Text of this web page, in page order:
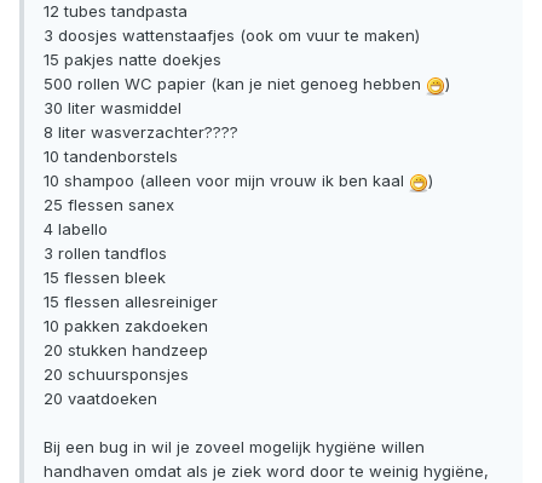
12 tubes tandpasta
3 doosjes wattenstaafjes (ook om vuur te maken)
15 pakjes natte doekjes
500 rollen WC papier (kan je niet genoeg hebben
)
30 liter wasmiddel
8 liter wasverzachter????
10 tandenborstels
10 shampoo (alleen voor mijn vrouw ik ben kaal
)
25 flessen sanex
4 labello
3 rollen tandflos
15 flessen bleek
15 flessen allesreiniger
10 pakken zakdoeken
20 stukken handzeep
20 schuursponsjes
20 vaatdoeken
Bij een bug in wil je zoveel mogelijk hygiëne willen
handhaven omdat als je ziek word door te weinig hygiëne,